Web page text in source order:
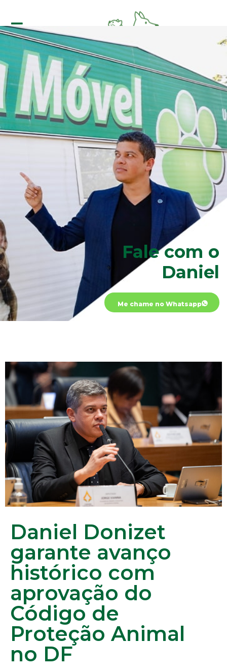
Fale com o
Daniel
Me chame no Whatsapp
Daniel Donizet
garante avanço
histórico com
aprovação do
Código de
Proteção Animal
no DF